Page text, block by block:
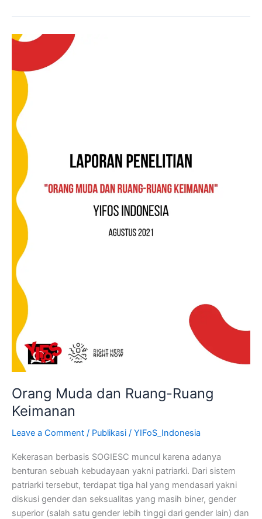
Orang Muda dan Ruang-Ruang
Keimanan
Leave a Comment / Publikasi / YIFoS_Indonesia
Kekerasan berbasis SOGIESC muncul karena adanya
benturan sebuah kebudayaan yakni patriarki. Dari sistem
patriarki tersebut, terdapat tiga hal yang mendasari yakni
diskusi gender dan seksualitas yang masih biner, gender
superior (salah satu gender lebih tinggi dari gender lain) dan
Orang
dan
Ruang-
Ruang
Keimanan